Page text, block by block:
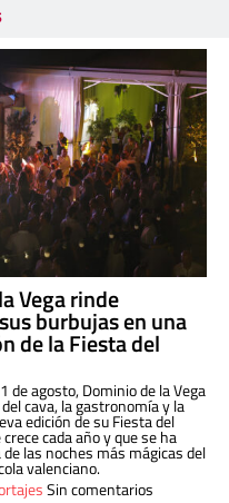
Vega rinde
burbujas en una
de la Fiesta del
de agosto, Dominio de la Vega
cava, la gastronomía y la
edición de su Fiesta del
cada año y que se ha
las noches más mágicas del
valenciano.
Sin comentarios